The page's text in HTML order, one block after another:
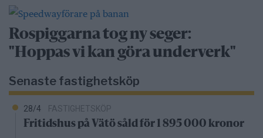
Rospiggarna tog ny seger:
"Hoppas vi kan göra underverk"
Senaste fastighetsköp
28/4 FASTIGHETSKÖP
Fritidshus på Vätö såld för 1 895 000 kronor